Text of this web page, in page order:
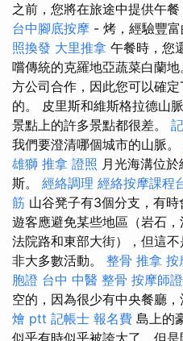
之前，您將在旅途中提供午
台中腳底按摩 - 烤，經驗豐富
照換發 大里推拿 午餐時，您
嚐傳統的克羅地亞蔬菜白蘭地
方公司合作，因此您可以確
的。 皮里斯和維斯格拉德山
景點上的許多景點都很差。
我們要澄清哪個城市的山脈。
雄獅 推拿 證照 月光海溝位
斯。 經絡調理 經絡按摩課程
筋 山谷凳子有3個分支，有時
遊客應避免某些地區（岩石
法院路和東部大街），但這
非大多數活動。 整骨 推拿 按
胞證 台中 中醫 整骨 按摩師
空的，因為很少有中央餐廳，
燴 ptt 記帳士 報名費 島上的
似乎有時似乎被誇大了，但是